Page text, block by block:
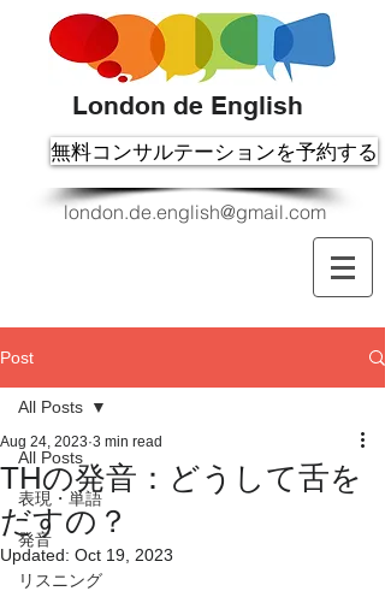
London de English
無料コンサルテーションを予約する
london.de.english@gmail.com
Post
All Posts
表現・単語
発音
リスニング
All Posts
THの発音：どうして舌を
だすの？
Aug 24, 2023 3 min read
Updated: Oct 19, 2023